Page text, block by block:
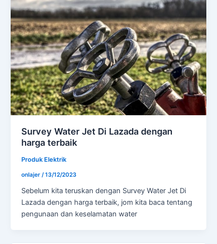
Survey Water Jet Di Lazada dengan
harga terbaik
Produk Elektrik
onlajer /13/12/2023
Sebelum kita teruskan dengan Survey Water Jet Di
Lazada dengan harga terbaik, jom kita baca tentang
pengunaan dan keselamatan water